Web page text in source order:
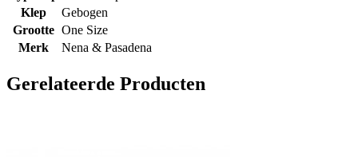
Klep
Gebogen
Grootte One Size
Merk
Nena & Pasadena
Gerelateerde Producten